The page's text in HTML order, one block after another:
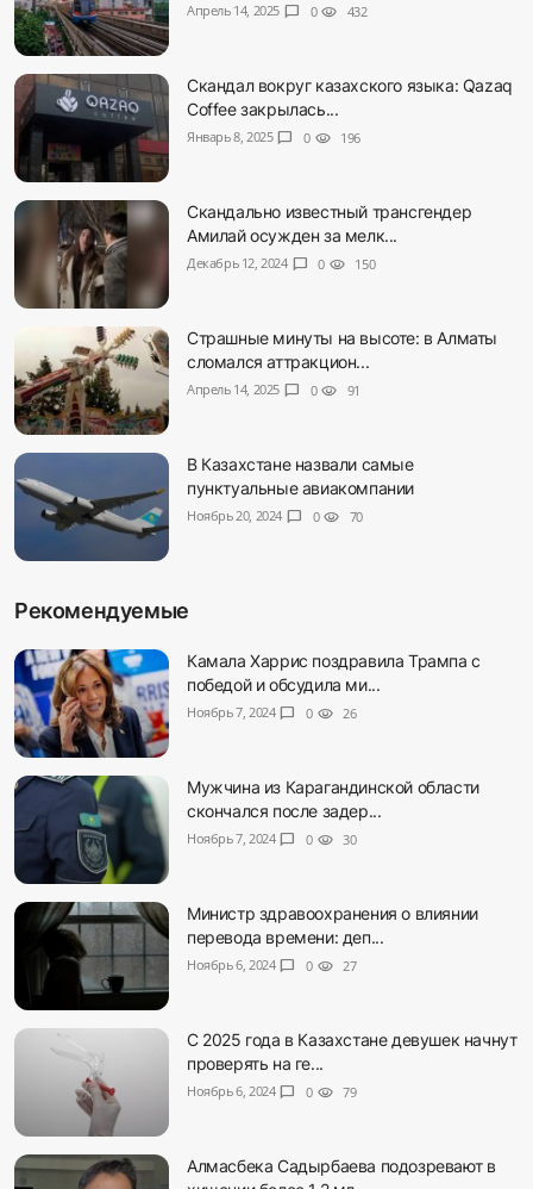
Апрель 14, 2025 chat_bubble 0 visibility 432
Скандал вокруг казахского языка: Qazaq
Coffee закрылась...
Январь 8, 2025 chat_bubble 0 visibility 196
Скандально известный трансгендер
Амилай осужден за мелк...
Декабрь 12, 2024 chat_bubble 0 visibility 150
Страшные минуты на высоте: в Алматы
сломался аттракцион...
Апрель 14, 2025 chat_bubble 0 visibility 91
В Казахстане назвали самые
пунктуальные авиакомпании
Ноябрь 20, 2024 chat_bubble 0 visibility 70
Рекомендуемые
Камала Харрис поздравила Трампа с
победой и обсудила ми...
Ноябрь 7, 2024 chat_bubble 0 visibility 26
Мужчина из Карагандинской области
скончался после задер...
Ноябрь 7, 2024 chat_bubble 0 visibility 30
Министр здравоохранения о влиянии
перевода времени: деп...
Ноябрь 6, 2024 chat_bubble 0 visibility 27
С 2025 года в Казахстане девушек начнут
проверять на ге...
Ноябрь 6, 2024 chat_bubble 0 visibility 79
Алмасбека Садырбаева подозревают в